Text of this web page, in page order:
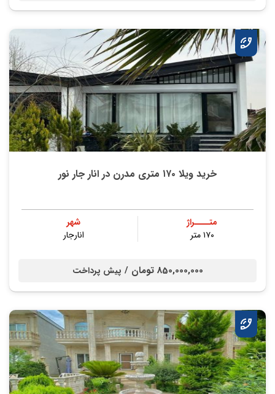
خرید ویلا ۱۷۰ متری مدرن در انار جار نور
متــــراژ
۱۷۰ متر
شهر
انارجار
850,000,000 تومان / پیش پرداخت